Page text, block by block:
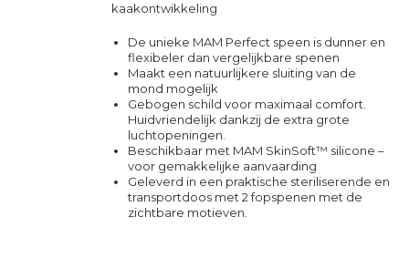
kaakontwikkeling
De unieke MAM Perfect speen is dunner en
flexibeler dan vergelijkbare spenen
Maakt een natuurlijkere sluiting van de
mond mogelijk
Gebogen schild voor maximaal comfort.
Huidvriendelijk dankzij de extra grote
luchtopeningen.
Beschikbaar met MAM SkinSoft™ silicone –
voor gemakkelijke aanvaarding
Geleverd in een praktische steriliserende en
transportdoos met 2 fopspenen met de
zichtbare motieven.